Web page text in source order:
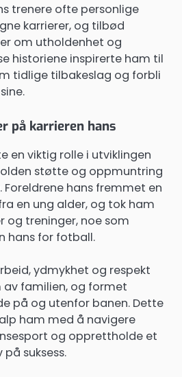
trenere ofte personlige
karrierer, og tilbød
om utholdenhet og
historiene inspirerte ham til
tidlige tilbakeslag og forbli
på karrieren hans
en viktig rolle i utviklingen
støtte og oppmuntring
Foreldrene hans fremmet en
en ung alder, og tok ham
og treninger, noe som
hans for fotball.
ydmykhet og respekt
familien, og formet
på og utenfor banen. Dette
ham med å navigere
og opprettholde et
suksess.